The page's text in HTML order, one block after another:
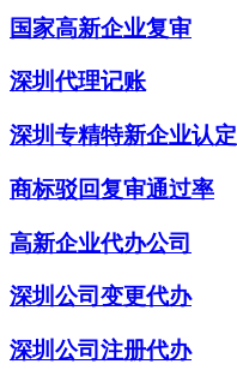
国家高新企业复审
深圳代理记账
深圳专精特新企业认定
商标驳回复审通过率
高新企业代办公司
深圳公司变更代办
深圳公司注册代办